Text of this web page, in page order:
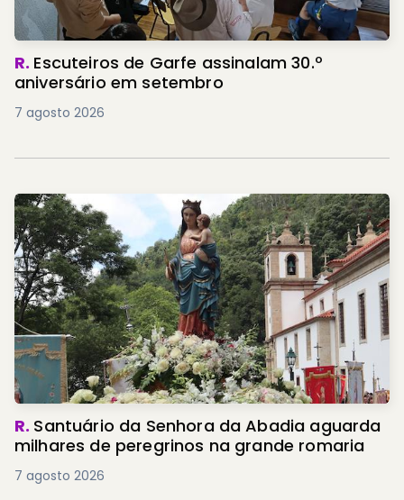
R. Escuteiros de Garfe assinalam 30.º
aniversário em setembro
7 agosto 2026
R. Santuário da Senhora da Abadia aguarda
milhares de peregrinos na grande romaria
7 agosto 2026